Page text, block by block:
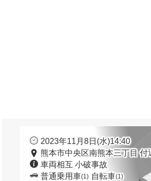
2023年11月8日(水)14:40
熊本市中央区南熊本三丁目 付
車両相互 小破事故
普通乗用車(1) 自転車(1)